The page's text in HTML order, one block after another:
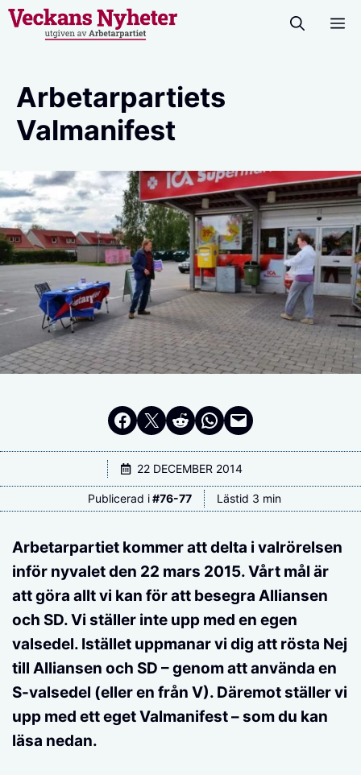
Hoppa
Arbetarpartiets
Valmanifest
Dela på Facebook
Dela på Twitter
Dela på RedditDela i WhatsApp
Maila en länk
22 DECEMBER 2014
Publicerad i#76-77 Lästid 3 min
Arbetarpartiet kommer att delta i valrörelsen
inför nyvalet den 22 mars 2015. Vårt mål är
att göra allt vi kan för att besegra Alliansen
och SD. Vi ställer inte upp med en egen
valsedel. Istället uppmanar vi dig att rösta Nej
till Alliansen och SD – genom att använda en
S-valsedel (eller en från V). Däremot ställer vi
upp med ett eget Valmanifest – som du kan
läsa nedan.